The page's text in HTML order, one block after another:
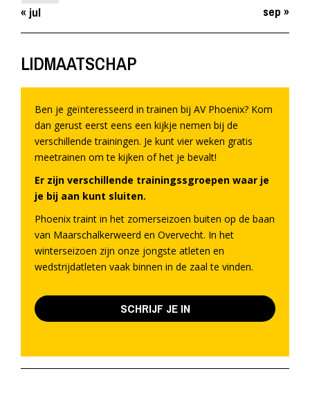
« jul sep »
LIDMAATSCHAP
Ben je geïnteresseerd in trainen bij AV Phoenix? Kom
dan gerust eerst eens een kijkje nemen bij de
verschillende trainingen. Je kunt vier weken gratis
meetrainen om te kijken of het je bevalt!
Er zijn verschillende trainingssgroepen waar je
je bij aan kunt sluiten.
Phoenix traint in het zomerseizoen buiten op de baan
van Maarschalkerweerd en Overvecht. In het
winterseizoen zijn onze jongste atleten en
wedstrijdatleten vaak binnen in de zaal te vinden.
SCHRIJF JE IN